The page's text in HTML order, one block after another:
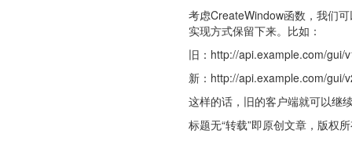
考虑CreateWindow函数，我们
实现方式保留下来。比如：
旧：http://api.example.com/gui/
新：http://api.example.com/gui/
这样的话，旧的客户端就可以继
标题无“转载”即原创文章，版权